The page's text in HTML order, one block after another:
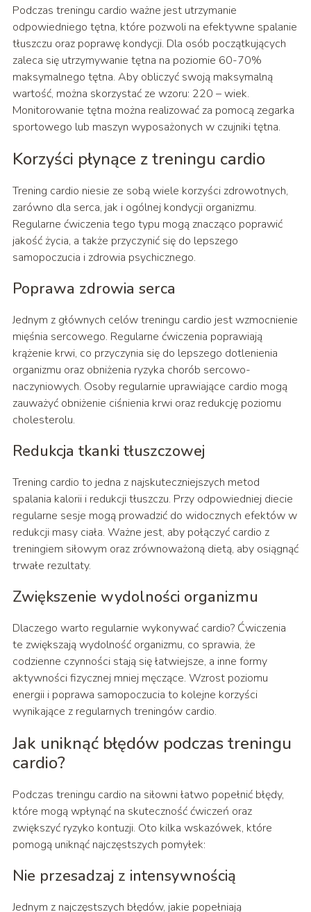
Podczas treningu cardio ważne jest utrzymanie
odpowiedniego tętna, które pozwoli na efektywne spalanie
tłuszczu oraz poprawę kondycji. Dla osób początkujących
zaleca się utrzymywanie tętna na poziomie 60-70%
maksymalnego tętna. Aby obliczyć swoją maksymalną
wartość, można skorzystać ze wzoru: 220 – wiek.
Monitorowanie tętna można realizować za pomocą zegarka
sportowego lub maszyn wyposażonych w czujniki tętna.
Korzyści płynące z treningu cardio
Trening cardio niesie ze sobą wiele korzyści zdrowotnych,
zarówno dla serca, jak i ogólnej kondycji organizmu.
Regularne ćwiczenia tego typu mogą znacząco poprawić
jakość życia, a także przyczynić się do lepszego
samopoczucia i zdrowia psychicznego.
Poprawa zdrowia serca
Jednym z głównych celów treningu cardio jest wzmocnienie
mięśnia sercowego. Regularne ćwiczenia poprawiają
krążenie krwi, co przyczynia się do lepszego dotlenienia
organizmu oraz obniżenia ryzyka chorób sercowo-
naczyniowych. Osoby regularnie uprawiające cardio mogą
zauważyć obniżenie ciśnienia krwi oraz redukcję poziomu
cholesterolu.
Redukcja tkanki tłuszczowej
Trening cardio to jedna z najskuteczniejszych metod
spalania kalorii i redukcji tłuszczu. Przy odpowiedniej diecie
regularne sesje mogą prowadzić do widocznych efektów w
redukcji masy ciała. Ważne jest, aby połączyć cardio z
treningiem siłowym oraz zrównoważoną dietą, aby osiągnąć
trwałe rezultaty.
Zwiększenie wydolności organizmu
Dlaczego warto regularnie wykonywać cardio? Ćwiczenia
te zwiększają wydolność organizmu, co sprawia, że
codzienne czynności stają się łatwiejsze, a inne formy
aktywności fizycznej mniej męczące. Wzrost poziomu
energii i poprawa samopoczucia to kolejne korzyści
wynikające z regularnych treningów cardio.
Jak uniknąć błędów podczas treningu
cardio?
Podczas treningu cardio na siłowni łatwo popełnić błędy,
które mogą wpłynąć na skuteczność ćwiczeń oraz
zwiększyć ryzyko kontuzji. Oto kilka wskazówek, które
pomogą uniknąć najczęstszych pomyłek:
Nie przesadzaj z intensywnością
Jednym z najczęstszych błędów, jakie popełniają